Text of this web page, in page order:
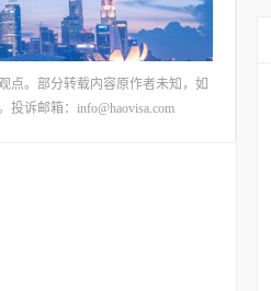
点。部分转载内容原作者未知，如
诉邮箱：info@haovisa.com